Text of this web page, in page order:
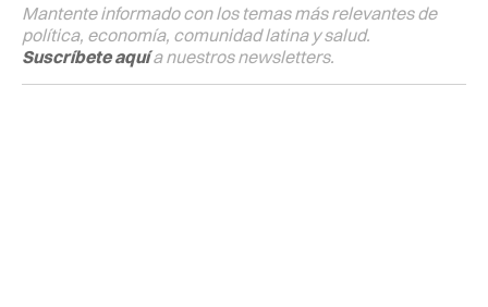
Mantente informado con los temas más relevantes de
política, economía, comunidad latina y salud.
Suscríbete aquía nuestros newsletters.